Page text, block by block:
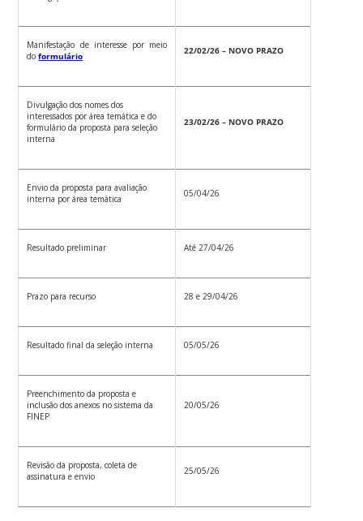
Manifestação de interesse por meio
doformulário 22/02/26 – NOVO PRAZO
Divulgação dos nomes dos
interessados por área temática e do
formulário da proposta para seleção
interna
23/02/26 – NOVO PRAZO
Envio da proposta para avaliação
interna por área temática
05/04/26
Resultado preliminar Até 27/04/26
Prazo para recurso 28 e 29/04/26
Resultado final da seleção interna 05/05/26
Preenchimento da proposta e
inclusão dos anexos no sistema da
FINEP
20/05/26
Revisão da proposta, coleta de
assinatura e envio
25/05/26